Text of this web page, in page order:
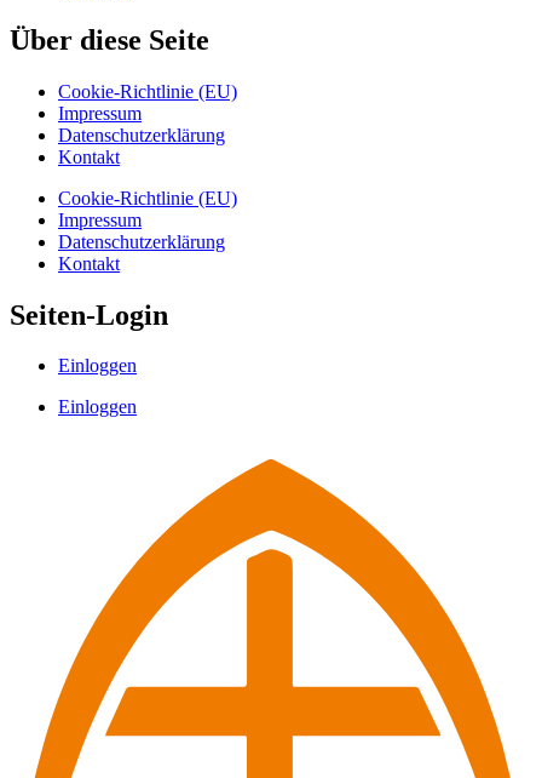
Über diese Seite
Cookie-Richtlinie (EU)
Impressum
Datenschutzerklärung
Kontakt
Cookie-Richtlinie (EU)
Impressum
Datenschutzerklärung
Kontakt
Seiten-Login
Einloggen
Einloggen